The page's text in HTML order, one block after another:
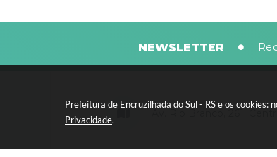
Prefeitura de Encruzilhada do Sul - RS e os
Privacidade.
NEWSLETTER
Av. Rio Branco, 261,